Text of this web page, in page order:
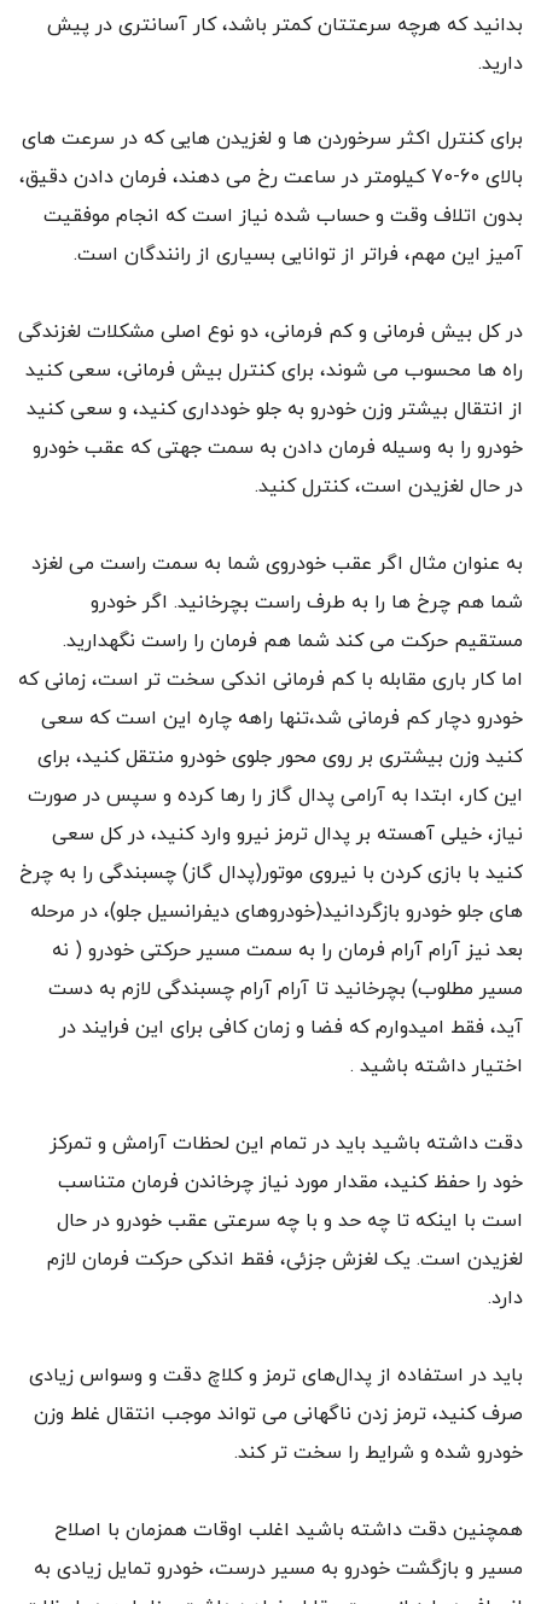
بدانید که هرچه سرعتتان کمتر باشد، کار آسانتری در پیش
دارید.
برای کنترل اکثر سرخوردن ها و لغزیدن هایی که در سرعت های
بالای 60-70 کیلومتر در ساعت رخ می دهند،‍‍‍ فرمان دادن دقیق،
بدون اتلاف وقت و حساب شده نیاز است که انجام موفقیت
آمیز این مهم، فراتر از توانایی بسیاری از رانندگان است.
در کل بیش فرمانی و کم فرمانی، دو نوع اصلی مشکلات لغزندگی
راه ها محسوب می شوند، برای کنترل بیش فرمانی، سعی کنید
از انتقال بیشتر وزن خودرو به جلو خودداری کنید، و سعی کنید
خودرو را به وسیله فرمان دادن به سمت جهتی که عقب خودرو
در حال لغزیدن است، کنترل کنید.
به عنوان مثال اگر عقب خودروی شما به سمت راست می لغزد
شما هم چرخ ها را به طرف راست بچرخانید. اگر خودرو
مستقیم حرکت می کند شما هم فرمان را راست نگهدارید.
اما کار باری مقابله با کم فرمانی اندکی سخت تر است، زمانی که
خودرو دچار کم فرمانی شد،تنها راهه چاره این است که سعی
کنید وزن بیشتری بر روی محور جلوی خودرو منتقل کنید، برای
این کار، ابتدا به آرامی پدال گاز را رها کرده و سپس در صورت
نیاز، خیلی آهسته بر پدال ترمز نیرو وارد کنید، در کل سعی
کنید با بازی کردن با نیروی موتور(پدال گاز) چسبندگی را به چرخ
های جلو خودرو بازگردانید(خودروهای دیفرانسیل جلو)، در مرحله
بعد نیز آرام آرام فرمان را به سمت مسیر حرکتی خودرو ( نه
مسیر مطلوب) بچرخانید تا آرام آرام چسبندگی لازم به دست
آید، فقط امیدوارم که فضا و زمان کافی برای این فرایند در
اختیار داشته باشید .
دقت داشته باشید باید در تمام این لحظات آرامش و تمرکز
خود را حفظ کنید، مقدار مورد نیاز چرخاندن فرمان متناسب
است با اینکه تا چه حد و با چه سرعتی عقب خودرو در حال
لغزیدن است. یک لغزش جزئی، فقط اندکی حرکت فرمان لازم
دارد.
باید در استفاده از پدال‌های ترمز و کلاچ دقت و وسواس زیادی
صرف کنید، ترمز زدن ناگهانی می تواند موجب انتقال غلط وزن
خودرو شده و شرایط را سخت تر کند.
همچنین دقت داشته باشید اغلب اوقات همزمان با اصلاح
مسیر و بازگشت خودرو به مسیر درست، خودرو تمایل زیادی به